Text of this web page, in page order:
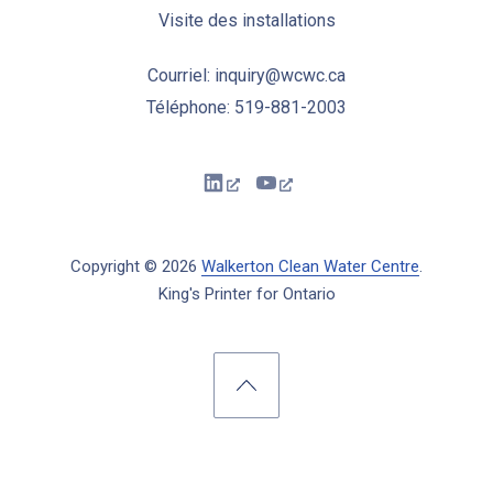
Visite des installations
Courriel: inquiry@wcwc.ca
Téléphone: 519-881-2003
Copyright © 2026 Walkerton Clean Water Centre.
King's Printer for Ontario
New WindowNew Window